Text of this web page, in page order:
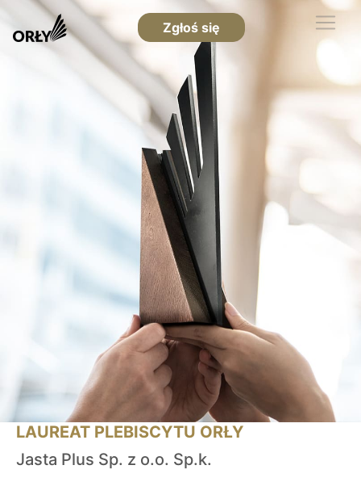
Zgłoś się
LAUREAT PLEBISCYTU ORŁY
Jasta Plus Sp. z o.o. Sp.k.